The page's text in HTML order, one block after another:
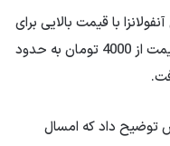
با قیمت بالایی برای
آنفولانزای بالا ؛ سال گذشته ، البته ، این قیمت از 4000 تومان به حدود
توضیح داد که امسال